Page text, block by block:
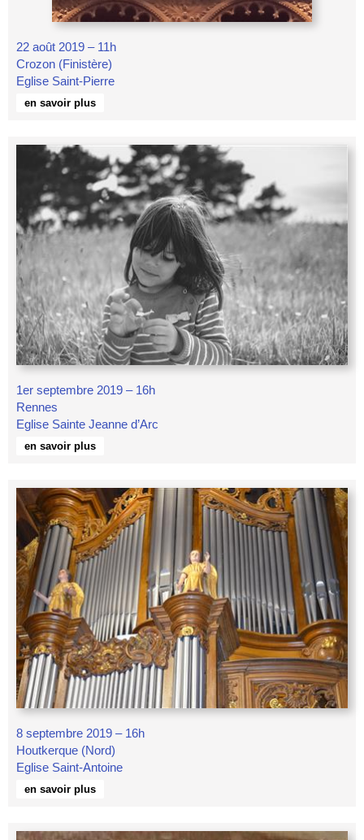
22 août 2019 – 11h
Crozon (Finistère)
Eglise Saint-Pierre
en savoir plus
1er septembre 2019 – 16h
Rennes
Eglise Sainte Jeanne d’Arc
en savoir plus
8 septembre 2019 – 16h
Houtkerque (Nord)
Eglise Saint-Antoine
en savoir plus